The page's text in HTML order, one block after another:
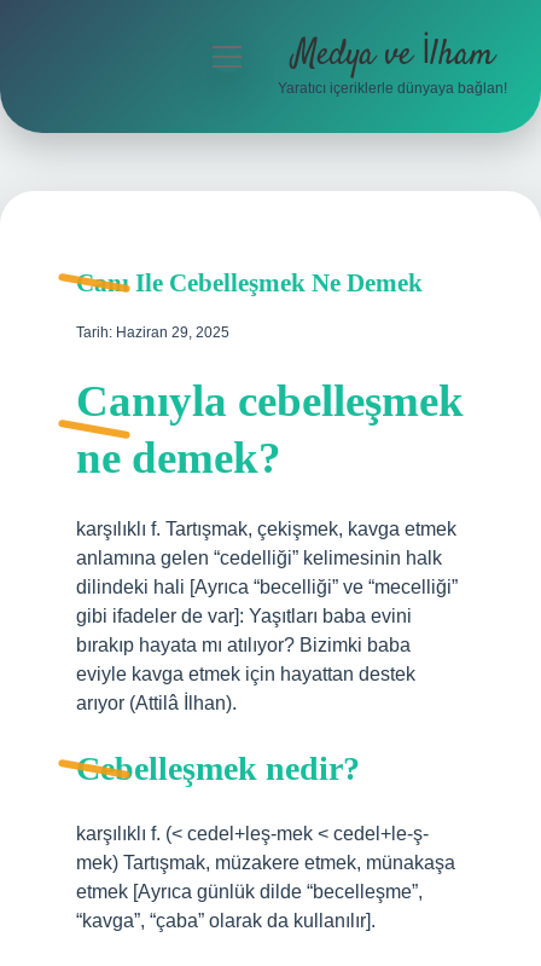
Hakkımızda
menüyü
Medya ve İlham
Yaratıcı içeriklerle dünyaya bağlan!
Canı Ile Cebelleşmek Ne Demek
Tarih: Haziran 29, 2025
Canıyla cebelleşmek
ne demek?
karşılıklı f. Tartışmak, çekişmek, kavga etmek
anlamına gelen “cedelliği” kelimesinin halk
dilindeki hali [Ayrıca “becelliği” ve “mecelliği”
gibi ifadeler de var]: Yaşıtları baba evini
bırakıp hayata mı atılıyor? Bizimki baba
eviyle kavga etmek için hayattan destek
arıyor (Attilâ İlhan).
Cebelleşmek nedir?
karşılıklı f. (< cedel+leş-mek < cedel+le-ş-
mek) Tartışmak, müzakere etmek, münakaşa
etmek [Ayrıca günlük dilde “becelleşme”,
“kavga”, “çaba” olarak da kullanılır].